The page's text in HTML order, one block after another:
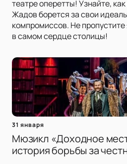
театре оперетты! Узнайте,
Жадов борется за свои
компромиссов. Не
в самом сердце столицы!
31 января
Мюзикл «Доходное
история борьбы за